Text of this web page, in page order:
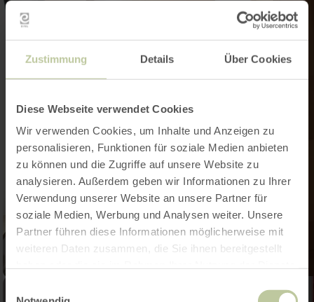
Zustimmung Details Über Cookies
Diese Webseite verwendet Cookies
Wir verwenden Cookies, um Inhalte und Anzeigen zu
personalisieren, Funktionen für soziale Medien anbieten
zu können und die Zugriffe auf unsere Website zu
analysieren. Außerdem geben wir Informationen zu Ihrer
Verwendung unserer Website an unsere Partner für
soziale Medien, Werbung und Analysen weiter. Unsere
Partner führen diese Informationen möglicherweise mit
weiteren Daten zusammen, die Sie ihnen bereitgestellt